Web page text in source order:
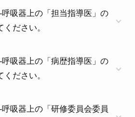
呼吸器上の「担当指導医」の
ださい。
呼吸器上の「病歴指導医」の
ださい。
呼吸器上の「研修委員会委員